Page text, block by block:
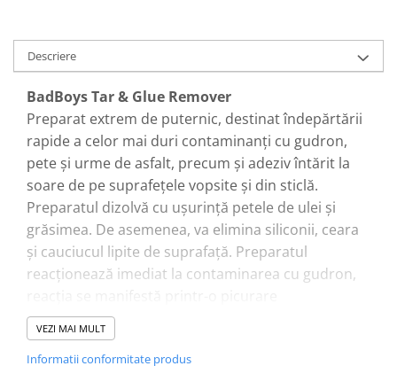
Descriere
BadBoys Tar & Glue Remover
Preparat extrem de puternic, destinat îndepărtării
rapide a celor mai duri contaminanți cu gudron,
pete și urme de asfalt, precum și adeziv întărit la
soare de pe suprafețele vopsite și din sticlă.
Preparatul dizolvă cu ușurință petele de ulei și
grăsimea. De asemenea, va elimina siliconii, ceara
și cauciucul lipite de suprafață. Preparatul
reacționează imediat la contaminarea cu gudron,
caracteristică a particulelor de gudron dizolvate
într-o culoare maro închis. Recomandat în special
VEZI MAI MULT
Informatii conformitate produs